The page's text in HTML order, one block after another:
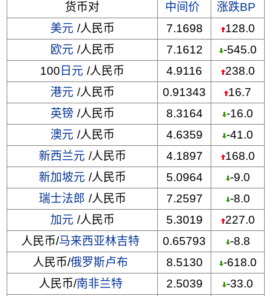
货币对 中间价
涨跌BP
美元 /人民币 7.1698
128.0
欧元 /人民币 7.1612
-545.0
100 日元 /人民币 4.9116
238.0
港元 /人民币 0.91343
16.7
英镑 /人民币 8.3164
-16.0
澳元 /人民币 4.6359
-41.0
新西兰元 /人民币 4.1897
168.0
新加坡元 /人民币 5.0964
-9.0
瑞士法郎 /人民币 7.2597
-8.0
加元 /人民币 5.3019
227.0
人民币/马来西亚林吉特 0.65793
-8.8
人民币/俄罗斯卢布 8.5130
-618.0
人民币/南非兰特 2.5039
-33.0